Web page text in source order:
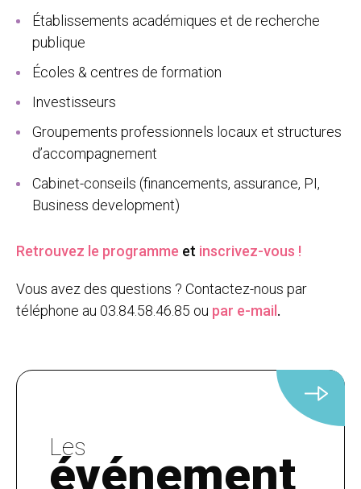
Établissements académiques et de recherche
publique
Écoles & centres de formation
Investisseurs
Groupements professionnels locaux et structures
d’accompagnement
Cabinet-conseils (financements, assurance, PI,
Business development)
Retrouvez le programme et inscrivez-vous !
Vous avez des questions ? Contactez-nous par
téléphone au 03.84.58.46.85 ou par e-mail .
Les
événement